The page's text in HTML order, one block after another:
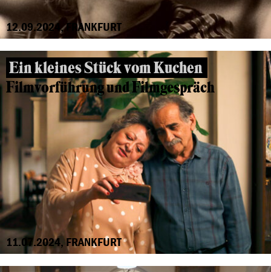
12.09.2024, FRANKFURT
Ein kleines Stück vom Kuchen
Filmvorführung und Filmgespräch
11.07.2024, FRANKFURT